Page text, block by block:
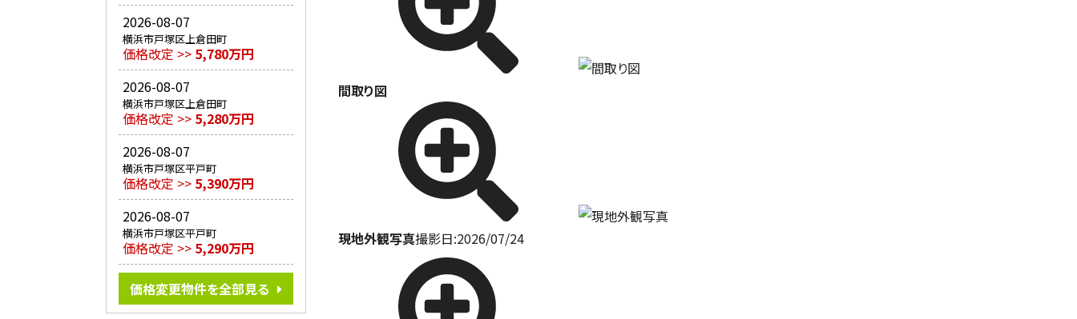
2026-08-07
横浜市戸塚区上倉田町
価格改定 >> 5,780万円
2026-08-07
横浜市戸塚区上倉田町
価格改定 >> 5,280万円
2026-08-07
横浜市戸塚区平戸町
価格改定 >> 5,390万円
2026-08-07
横浜市戸塚区平戸町
価格改定 >> 5,290万円
価格変更物件を全部見る
間取り図
現地外観写真撮影日:2026/07/24